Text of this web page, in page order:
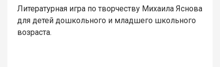
Литературная игра по творчеству Михаила Яснова
для детей дошкольного и младшего школьного
возраста.